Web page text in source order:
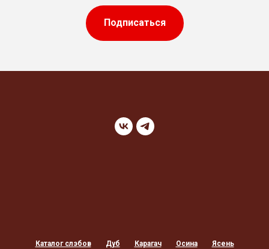
Подписаться
Каталог слэбов Дуб Карагач Осина
Ясень